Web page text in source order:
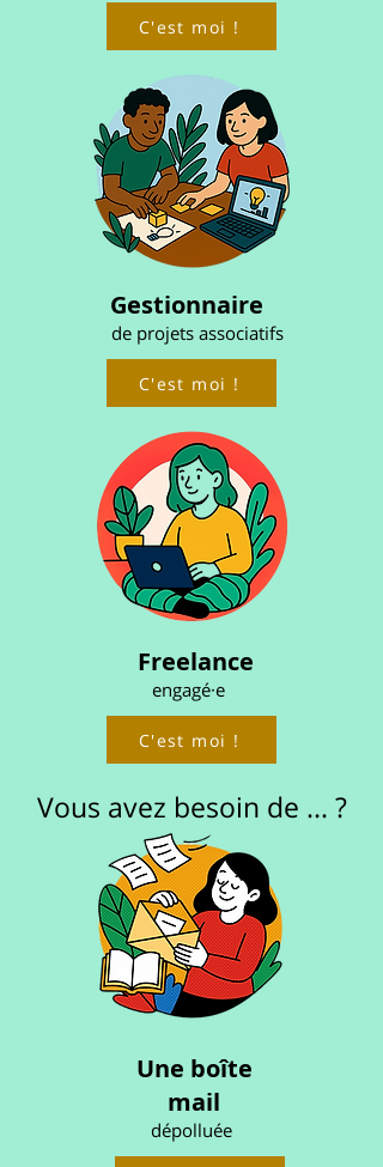
C'est moi !
Gestionnaire
de projets associatifs
C'est moi !
Freelance
engagé·e
C'est moi !
Vous avez besoin de ... ?
Une boîte
mail
dépolluée